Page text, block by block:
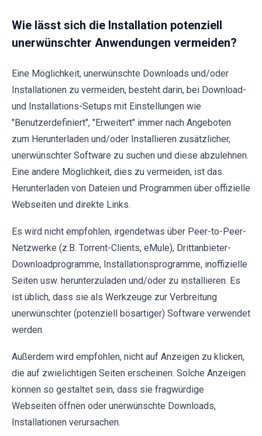
Wie lässt sich die Installation potenziell
unerwünschter Anwendungen vermeiden?
Eine Möglichkeit, unerwünschte Downloads und/oder
Installationen zu vermeiden, besteht darin, bei Download-
und Installations-Setups mit Einstellungen wie
"Benutzerdefiniert", "Erweitert" immer nach Angeboten
zum Herunterladen und/oder Installieren zusätzlicher,
unerwünschter Software zu suchen und diese abzulehnen.
Eine andere Möglichkeit, dies zu vermeiden, ist das
Herunterladen von Dateien und Programmen über offizielle
Webseiten und direkte Links.
Es wird nicht empfohlen, irgendetwas über Peer-to-Peer-
Netzwerke (z.B. Torrent-Clients, eMule), Drittanbieter-
Downloadprogramme, Installationsprogramme, inoffizielle
Seiten usw. herunterzuladen und/oder zu installieren. Es
ist üblich, dass sie als Werkzeuge zur Verbreitung
unerwünschter (potenziell bösartiger) Software verwendet
werden.
Außerdem wird empfohlen, nicht auf Anzeigen zu klicken,
die auf zwielichtigen Seiten erscheinen. Solche Anzeigen
können so gestaltet sein, dass sie fragwürdige
Webseiten öffnen oder unerwünschte Downloads,
Installationen verursachen.